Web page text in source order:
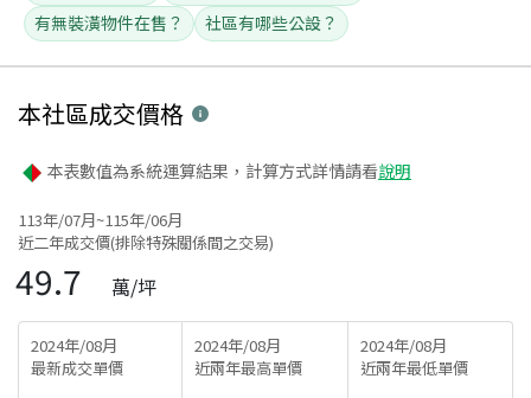
有無裝潢物件在售？
社區有哪些公設？
本社區成交價格
本表數值為系統運算結果，計算方式詳情請看說明
113年/07月~115年/06月
近二年成交價(排除特殊關係間之交易)
49.7 萬/坪
2024年/08月
最新成交單價
2024年/08月
近兩年最高單價
2024年/08月
近兩年最低單價